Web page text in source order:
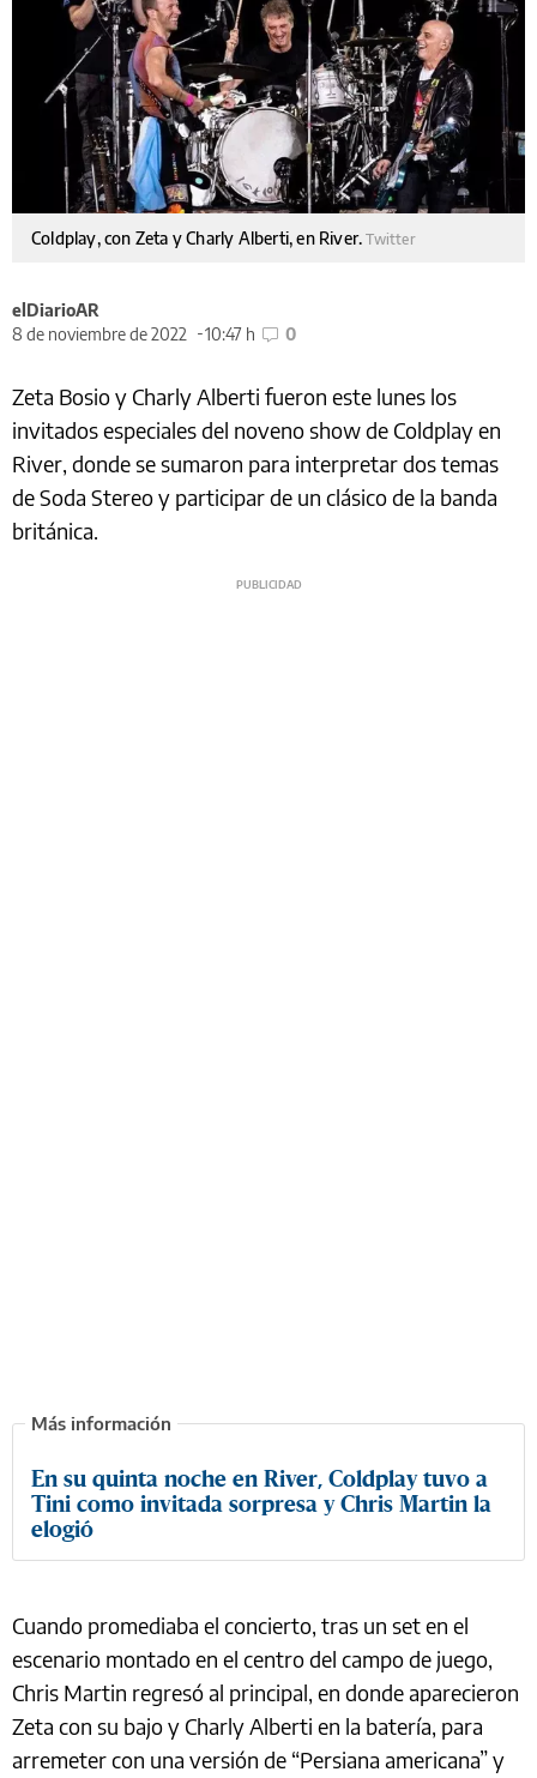
Coldplay, con Zeta y Charly Alberti, en River.Twitter
elDiarioAR
8 de noviembre de 2022
10:47 h 0
Zeta Bosio y Charly Alberti fueron este lunes los
invitados especiales del noveno show de Coldplay en
River, donde se sumaron para interpretar dos temas
de Soda Stereo y participar de un clásico de la banda
británica.
En su quinta noche en River, Coldplay tuvo a
Tini como invitada sorpresa y Chris Martin la
elogió
Cuando promediaba el concierto, tras un set en el
escenario montado en el centro del campo de juego,
Chris Martin regresó al principal, en donde aparecieron
Zeta con su bajo y Charly Alberti en la batería, para
arremeter con una versión de “Persiana americana” y